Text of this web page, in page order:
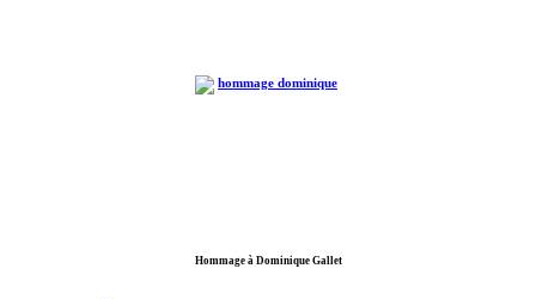
Hommage à Dominique Gallet